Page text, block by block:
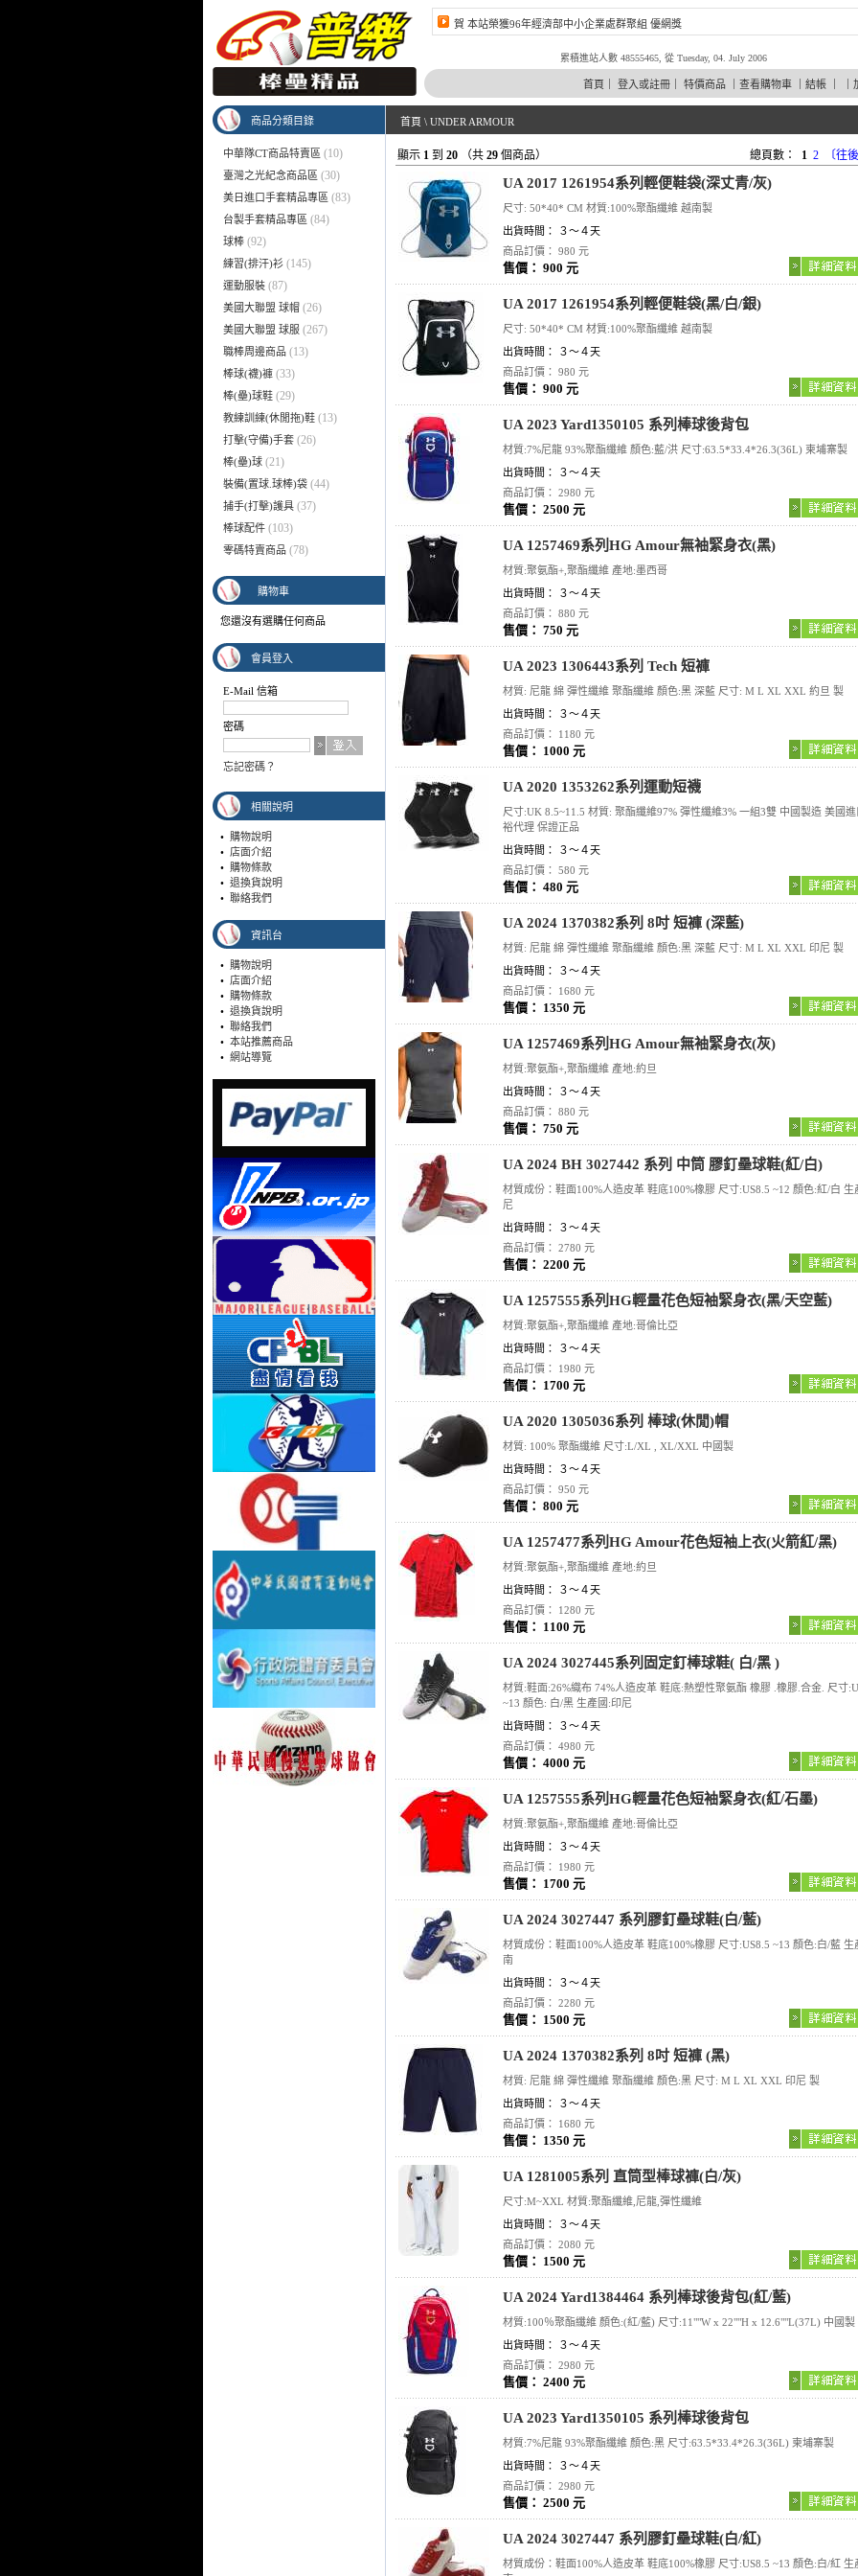
賀 本站榮獲96年經濟部中小企業處群聚組 優網獎
累積進站人數 48555465, 從 Tuesday, 04. July 2006
首頁 登入或註冊｜ 特價商品｜ 查看購物車｜ 結帳｜ ｜
商品分類目錄
中華隊CT商品特賣區 (10)
臺灣之光紀念商品區 (30)
美日進口手套精品專區 (83)
台製手套精品專區 (84)
球棒 (92)
練習(排汗)衫 (145)
運動服裝 (87)
美國大聯盟 球帽 (26)
美國大聯盟 球服 (267)
職棒周邊商品 (13)
棒球(襪)褲 (33)
棒(壘)球鞋 (29)
教練訓練(休閒拖)鞋 (13)
打擊(守備)手套 (26)
棒(壘)球 (21)
裝備(置球.球棒)袋 (44)
捕手(打擊)護具 (37)
棒球配件 (103)
零碼特賣商品 (78)
購物車
您還沒有選購任何商品
會員登入
E-Mail 信箱
密碼
忘記密碼？
相關說明
• 購物說明
• 店面介紹
• 購物條款
• 退換貨說明
• 聯絡我們
資訊台
• 購物說明
• 店面介紹
• 購物條款
• 退換貨說明
• 聯絡我們
• 本站推薦商品
• 網站導覽
首頁 \ UNDER ARMOUR
顯示 1 到 20 （共 29 個商品） 總頁數： 1 2 〔往
UA 2017 1261954系列輕便鞋袋(深丈青/灰)
尺寸: 50*40* CM 材質:100%聚酯纖維 越南製
出貨時間： ３～４天
商品訂價： 980 元
售價： 900 元
UA 2017 1261954系列輕便鞋袋(黑/白/銀)
尺寸: 50*40* CM 材質:100%聚酯纖維 越南製
出貨時間： ３～４天
商品訂價： 980 元
售價： 900 元
UA 2023 Yard1350105 系列棒球後背包
材質:7%尼龍 93%聚酯纖維 顏色:藍/洪 尺寸:63.5*33.4*26.3(36L) 柬埔寨製
出貨時間： ３～４天
商品訂價： 2980 元
售價： 2500 元
UA 1257469系列HG Amour無袖緊身衣(黑)
材質:聚氨酯+,聚酯纖維 產地:墨西哥
出貨時間： ３～４天
商品訂價： 880 元
售價： 750 元
UA 2023 1306443系列 Tech 短褲
材質: 尼龍 綿 彈性纖維 聚酯纖維 顏色:黑 深藍 尺寸: M L XL XXL 約旦 製
出貨時間： ３～４天
商品訂價： 1180 元
售價： 1000 元
UA 2020 1353262系列運動短襪
尺寸:UK 8.5~11.5 材質: 聚酯纖維97% 彈性纖維3% 一組3雙 中國製造 美國
裕代理 保證正品
出貨時間： ３～４天
商品訂價： 580 元
售價： 480 元
UA 2024 1370382系列 8吋 短褲 (深藍)
材質: 尼龍 綿 彈性纖維 聚酯纖維 顏色:黑 深藍 尺寸: M L XL XXL 印尼 製
出貨時間： ３～４天
商品訂價： 1680 元
售價： 1350 元
UA 1257469系列HG Amour無袖緊身衣(灰)
材質:聚氨酯+,聚酯纖維 產地:約旦
出貨時間： ３～４天
商品訂價： 880 元
售價： 750 元
UA 2024 BH 3027442 系列 中筒 膠釘壘球鞋(紅/白)
材質成份：鞋面100%人造皮革 鞋底100%橡膠 尺寸:US8.5 ~12 顏色:紅/白 生
尼
出貨時間： ３～４天
商品訂價： 2780 元
售價： 2200 元
UA 1257555系列HG輕量花色短袖緊身衣(黑/天空藍)
材質:聚氨酯+,聚酯纖維 產地:哥倫比亞
出貨時間： ３～４天
商品訂價： 1980 元
售價： 1700 元
UA 2020 1305036系列 棒球(休閒)帽
材質: 100% 聚酯纖維 尺寸:L/XL , XL/XXL 中國製
出貨時間： ３～４天
商品訂價： 950 元
售價： 800 元
UA 1257477系列HG Amour花色短袖上衣(火箭紅/黑)
材質:聚氨酯+,聚酯纖維 產地:約旦
出貨時間： ３～４天
商品訂價： 1280 元
售價： 1100 元
UA 2024 3027445系列固定釘棒球鞋( 白/黑 )
材質:鞋面:26%織布 74%人造皮革 鞋底:熱塑性聚氨酯 橡膠 .橡膠.合金. 尺寸
~13 顏色: 白/黑 生產國:印尼
出貨時間： ３～４天
商品訂價： 4980 元
售價： 4000 元
UA 1257555系列HG輕量花色短袖緊身衣(紅/石墨)
材質:聚氨酯+,聚酯纖維 產地:哥倫比亞
出貨時間： ３～４天
商品訂價： 1980 元
售價： 1700 元
UA 2024 3027447 系列膠釘壘球鞋(白/藍)
材質成份：鞋面100%人造皮革 鞋底100%橡膠 尺寸:US8.5 ~13 顏色:白/藍 生
南
出貨時間： ３～４天
商品訂價： 2280 元
售價： 1500 元
UA 2024 1370382系列 8吋 短褲 (黑)
材質: 尼龍 綿 彈性纖維 聚酯纖維 顏色:黑 尺寸: M L XL XXL 印尼 製
出貨時間： ３～４天
商品訂價： 1680 元
售價： 1350 元
UA 1281005系列 直筒型棒球褲(白/灰)
尺寸:M~XXL 材質:聚酯纖維,尼龍,彈性纖維
出貨時間： ３～４天
商品訂價： 2080 元
售價： 1500 元
UA 2024 Yard1384464 系列棒球後背包(紅/藍)
材質:100％聚酯纖維 顏色:(紅/藍) 尺寸:11""W x 22""H x 12.6""L(37L) 中國製
出貨時間： ３～４天
商品訂價： 2980 元
售價： 2400 元
UA 2023 Yard1350105 系列棒球後背包
材質:7%尼龍 93%聚酯纖維 顏色:黑 尺寸:63.5*33.4*26.3(36L) 柬埔寨製
出貨時間： ３～４天
商品訂價： 2980 元
售價： 2500 元
UA 2024 3027447 系列膠釘壘球鞋(白/紅)
材質成份：鞋面100%人造皮革 鞋底100%橡膠 尺寸:US8.5 ~13 顏色:白/紅 生